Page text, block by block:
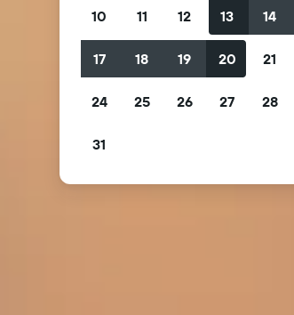
10 11 12 13 14
17 18 19 20 21
24 25 26 27 28
31